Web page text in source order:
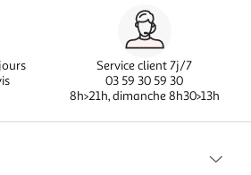
Service client 7j/7
03 59 30 59 30
8h>21h, dimanche 8h30>13h